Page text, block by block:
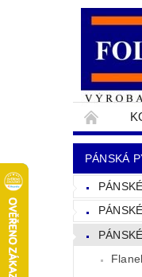
PRO
PÁNSKÁ